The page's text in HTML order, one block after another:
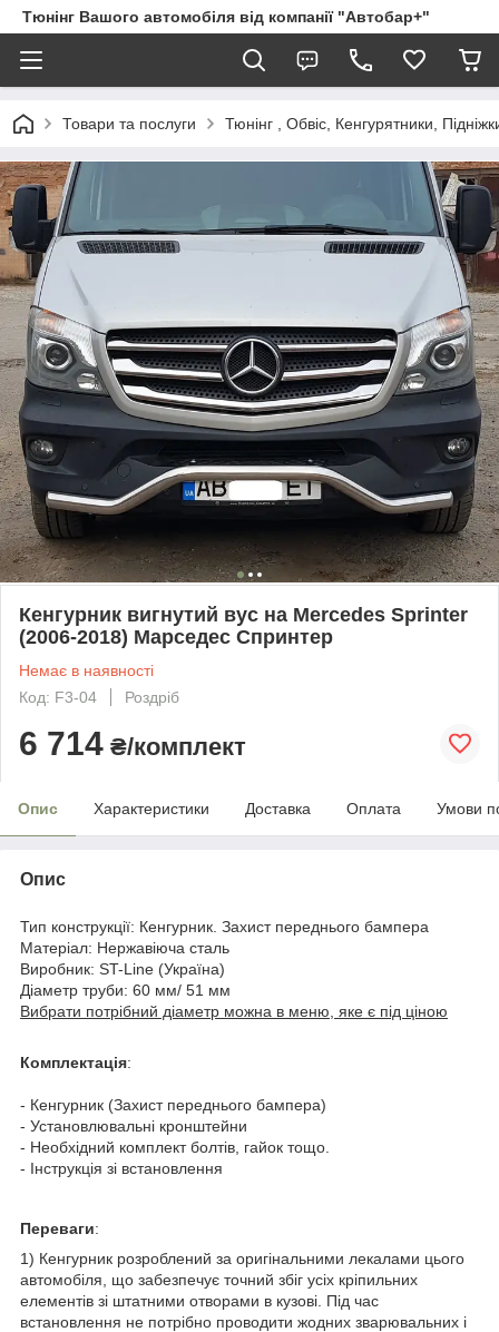
Тюнінг Вашого автомобіля від компанії "Автобар+"
Товари та послуги Тюнінг , Обвіс, Кенгурятники,
Кенгурник вигнутий вус на Mercedes Sprinter
(2006-2018) Марседес Спринтер
Немає в наявності
Код: F3-04
Роздріб
6 714 ₴/комплект
Опис Характеристики Доставка Оплата Умови
Опис
Тип конструкції: Кенгурник. Захист переднього бампера
Матеріал: Нержавіюча сталь
Виробник: ST-Line (Україна)
Діаметр труби: 60 мм/ 51 мм
Вибрати потрібний діаметр можна в меню, яке є під ціною
Комплектація:
- Кенгурник (Захист переднього бампера)
- Установлювальні кронштейни
- Необхідний комплект болтів, гайок тощо.
- Інструкція зі встановлення
Переваги:
1) Кенгурник розроблений за оригінальними лекалами цього
автомобіля, що забезпечує точний збіг усіх кріпильних
елементів зі штатними отворами в кузові. Під час
встановлення не потрібно проводити жодних зварювальних і